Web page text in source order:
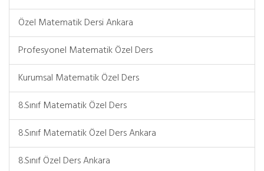
Özel Matematik Dersi Ankara
Profesyonel Matematik Özel Ders
Kurumsal Matematik Özel Ders
8.Sınıf Matematik Özel Ders
8.Sınıf Matematik Özel Ders Ankara
8.Sınıf Özel Ders Ankara